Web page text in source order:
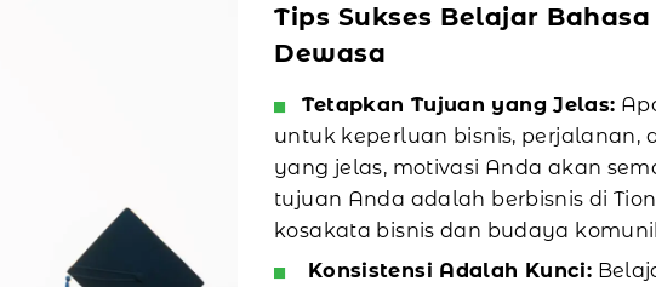
Tips Sukses Belajar
Dewasa
Tetapkan Tujuan yang Jelas:
untuk keperluan bisnis, perjalanan,
yang jelas, motivasi Anda akan
tujuan Anda adalah berbisnis di
kosakata bisnis dan budaya
Konsistensi Adalah Kunci: